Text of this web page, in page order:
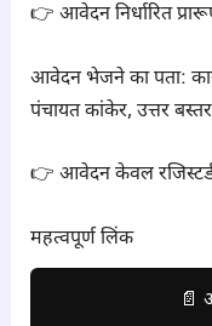
👉 आवेदन निर्धारित
आवेदन भेजने का पता:
पंचायत कांकेर, उत्तर
👉 आवेदन केवल रजिस्टर्ड
महत्वपूर्ण लिंक
📄